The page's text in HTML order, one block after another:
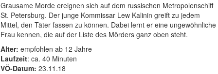
Grausame Morde ereignen sich auf dem russischen Metropolenschiff
St. Petersburg. Der junge Kommissar Lew Kalinin greift zu jedem
Mittel, den Täter fassen zu können. Dabei lernt er eine ungewöhnliche
Frau kennen, die auf der Liste des Mörders ganz oben steht.
Alter: empfohlen ab 12 Jahre
Laufzeit: ca. 40 Minuten
VÖ-Datum: 23.11.18